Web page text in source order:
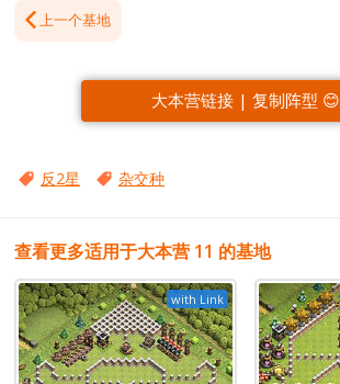
上一个基地
大本营链接 | 复制阵型 😊
反2星 杂交种
查看更多适用于大本营 11 的基地
with Link